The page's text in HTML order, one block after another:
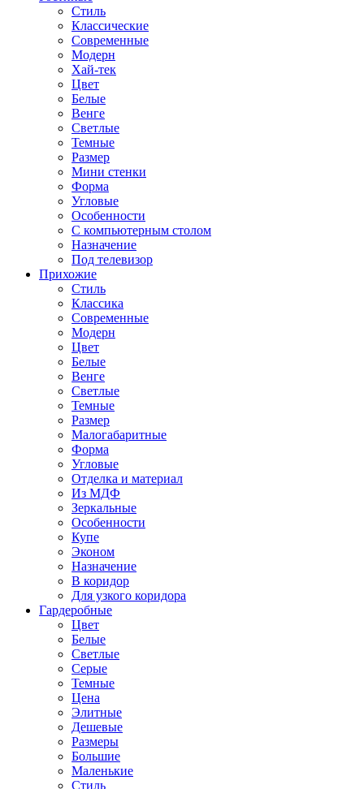
Стиль
Классические
Современные
Модерн
Хай-тек
Цвет
Белые
Венге
Светлые
Темные
Размер
Мини стенки
Форма
Угловые
Особенности
С компьютерным столом
Назначение
Под телевизор
Прихожие
Стиль
Классика
Современные
Модерн
Цвет
Белые
Венге
Светлые
Темные
Размер
Малогабаритные
Форма
Угловые
Отделка и материал
Из МДФ
Зеркальные
Особенности
Купе
Эконом
Назначение
В коридор
Для узкого коридора
Гардеробные
Цвет
Белые
Светлые
Серые
Темные
Цена
Элитные
Дешевые
Размеры
Большие
Маленькие
Стиль